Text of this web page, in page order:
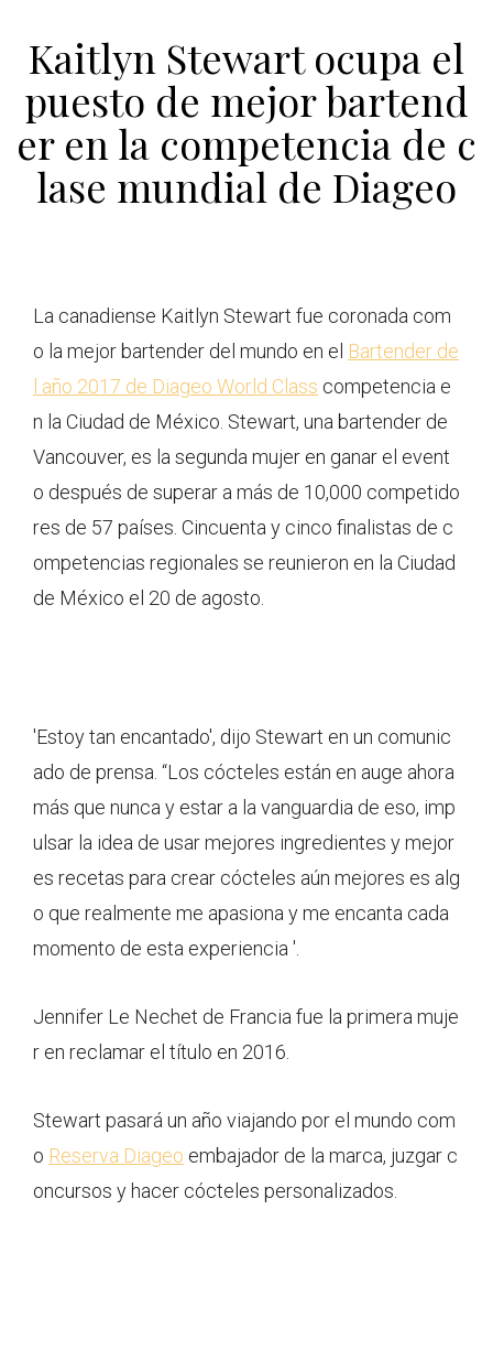
Kaitlyn Stewart ocupa el
puesto de mejor bartend
er en la competencia de c
lase mundial de Diageo
La canadiense Kaitlyn Stewart fue coronada com
o la mejor bartender del mundo en el Bartender de
l año 2017 de Diageo World Class competencia e
n la Ciudad de México. Stewart, una bartender de
Vancouver, es la segunda mujer en ganar el event
o después de superar a más de 10,000 competido
res de 57 países. Cincuenta y cinco finalistas de c
ompetencias regionales se reunieron en la Ciudad
de México el 20 de agosto.
'Estoy tan encantado', dijo Stewart en un comunic
ado de prensa. “Los cócteles están en auge ahora
más que nunca y estar a la vanguardia de eso, imp
ulsar la idea de usar mejores ingredientes y mejor
es recetas para crear cócteles aún mejores es alg
o que realmente me apasiona y me encanta cada
momento de esta experiencia '.
Jennifer Le Nechet de Francia fue la primera muje
r en reclamar el título en 2016.
Stewart pasará un año viajando por el mundo com
o Reserva Diageo embajador de la marca, juzgar c
oncursos y hacer cócteles personalizados.